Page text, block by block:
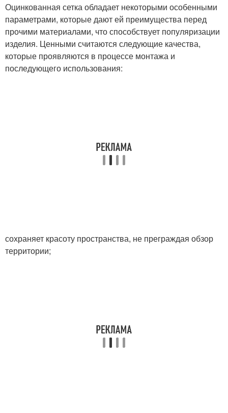
Забор из профлиста Забор на дачу
Оцинкованная сетка обладает некоторыми особенными
параметрами, которые дают ей преимущества перед
прочими материалами, что способствует популяризации
изделия. Ценными считаются следующие качества,
которые проявляются в процессе монтажа и
последующего использования:
сохраняет красоту пространства, не преграждая обзор
территории;